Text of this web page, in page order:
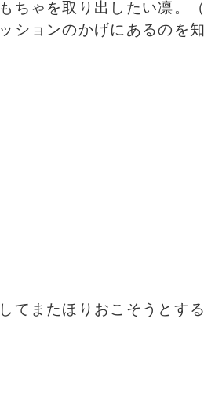
ちゃを取り出したい凛。
ションのかげにあるのを
てまたほりおこそうとす